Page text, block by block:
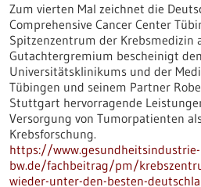
Zum vierten Mal zeichnet die
Comprehensive Cancer Center
Spitzenzentrum der Krebsmedizin
Gutachtergremium bescheinigt
Universitätsklinikums und der
Tübingen und seinem Partner
Stuttgart hervorragende
Versorgung von Tumorpatienten
Krebsforschung.
https://www.gesundheitsindustrie-
bw.de/fachbeitrag/pm/
wieder-unter-den-besten-